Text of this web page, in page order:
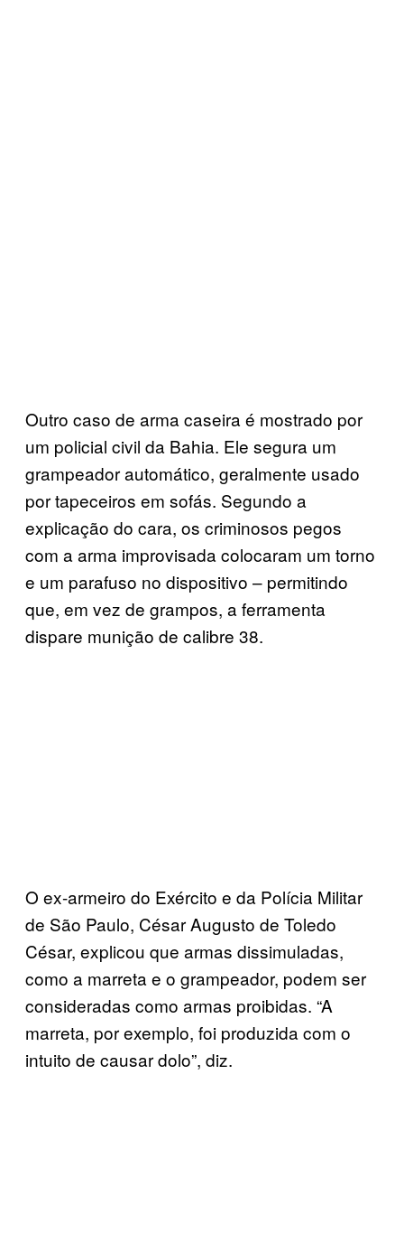
Outro caso de arma caseira é mostrado por
um policial civil da Bahia. Ele segura um
grampeador automático, geralmente usado
por tapeceiros em sofás. Segundo a
explicação do cara, os criminosos pegos
com a arma improvisada colocaram um torno
e um parafuso no dispositivo – permitindo
que, em vez de grampos, a ferramenta
dispare munição de calibre 38.
O ex-armeiro do Exército e da Polícia Militar
de São Paulo, César Augusto de Toledo
César, explicou que armas dissimuladas,
como a marreta e o grampeador, podem ser
consideradas como armas proibidas. “A
marreta, por exemplo, foi produzida com o
intuito de causar dolo”, diz.